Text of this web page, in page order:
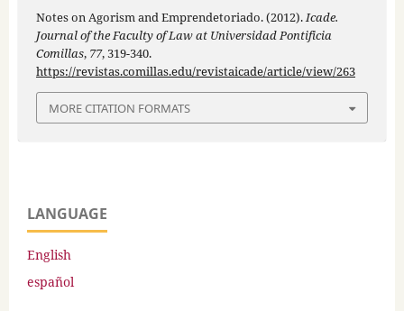
Notes on Agorism and Emprendetoriado. (2012).Icade.
Journal of the Faculty of Law at Universidad Pontificia
Comillas, 77, 319-340.
https://revistas.comillas.edu/revistaicade/article/view/263
MORE CITATION FORMATS
LANGUAGE
English
español